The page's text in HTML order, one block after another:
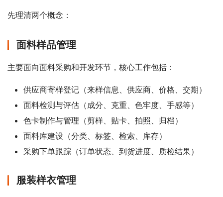
先理清两个概念：
面料样品管理
主要面向面料采购和开发环节，核心工作包括：
供应商寄样登记（来样信息、供应商、价格、交期）
面料检测与评估（成分、克重、色牢度、手感等）
色卡制作与管理（剪样、贴卡、拍照、归档）
面料库建设（分类、标签、检索、库存）
采购下单跟踪（订单状态、到货进度、质检结果）
服装样衣管理